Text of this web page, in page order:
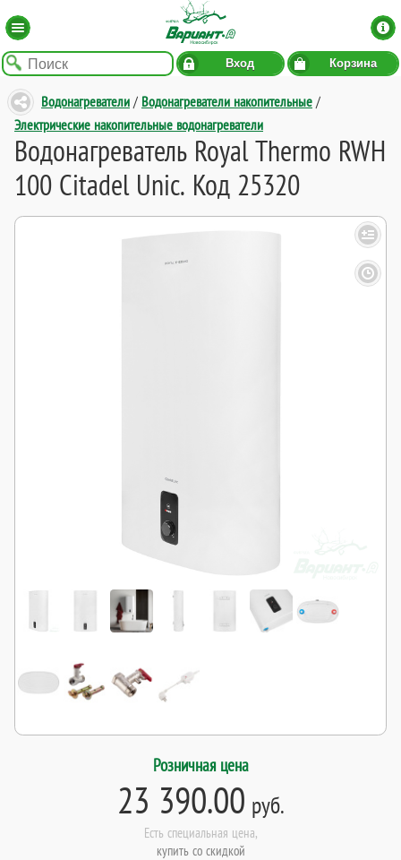
Вход Корзина
Водонагреватели / Водонагреватели накопительные /
Электрические накопительные водонагреватели
Водонагреватель Royal Thermo RWH
100 Citadel Unic. Код 25320
Розничная цена
23 390.00 руб.
Есть специальная цена,
купить со скидкой